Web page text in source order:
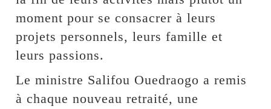
moment pour se consacrer à leurs
projets personnels, leurs famille et
leurs passions.
Le ministre Salifou Ouedraogo a remis
à chaque nouveau retraité, une